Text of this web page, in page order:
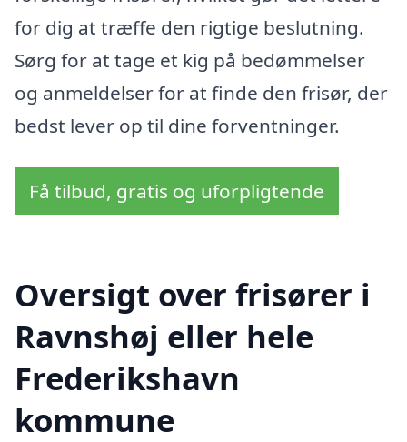
for dig at træffe den rigtige beslutning.
Sørg for at tage et kig på bedømmelser
og anmeldelser for at finde den frisør, der
bedst lever op til dine forventninger.
Få tilbud, gratis og uforpligtende
Oversigt over frisører i
Ravnshøj eller hele
Frederikshavn
kommune